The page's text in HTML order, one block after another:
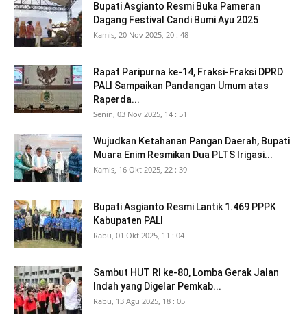
Bupati Asgianto Resmi Buka Pameran
Dagang Festival Candi Bumi Ayu 2025
Kamis, 20 Nov 2025, 20 : 48
Rapat Paripurna ke-14, Fraksi-Fraksi DPRD
PALI Sampaikan Pandangan Umum atas
Raperda...
Senin, 03 Nov 2025, 14 : 51
Wujudkan Ketahanan Pangan Daerah, Bupati
Muara Enim Resmikan Dua PLTS Irigasi...
Kamis, 16 Okt 2025, 22 : 39
Bupati Asgianto Resmi Lantik 1.469 PPPK
Kabupaten PALI
Rabu, 01 Okt 2025, 11 : 04
Sambut HUT RI ke-80, Lomba Gerak Jalan
Indah yang Digelar Pemkab...
Rabu, 13 Agu 2025, 18 : 05